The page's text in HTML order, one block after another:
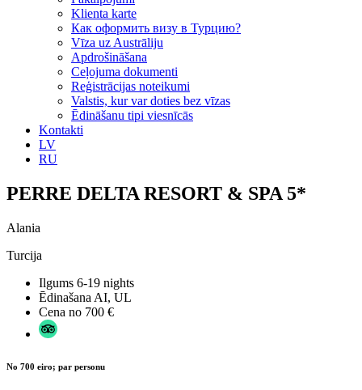
Klienta karte
Как оформить визу в Турцию?
Vīza uz Austrāliju
Apdrošināšana
Ceļojuma dokumenti
Reģistrācijas noteikumi
Valstis, kur var doties bez vīzas
Ēdināšanu tipi viesnīcās
Kontakti
LV
RU
PERRE DELTA RESORT & SPA 5*
Alania
Turcija
Ilgums 6-19 nights
Ēdinašana AI, UL
Cena no 700 €
No 700 eiro; par personu